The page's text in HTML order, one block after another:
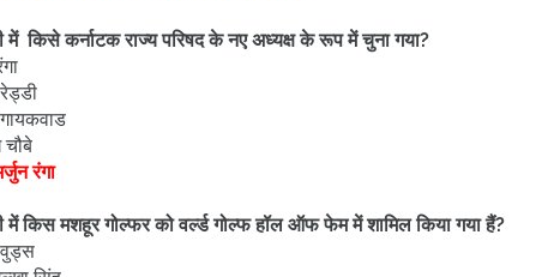
में किसे कर्नाटक राज्य परिषद के नए अध्यक्ष के रूप में चुना गया?
चौबे
रंगा
में किस मशहूर गोल्फर को वर्ल्ड गोल्फ हॉल ऑफ फेम में शामिल किया गया हैं?
वुड्स